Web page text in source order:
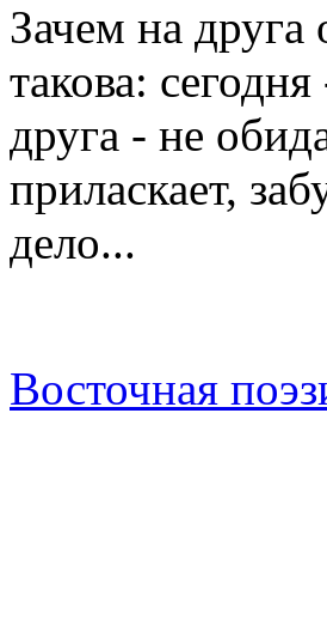
Зачем на
такова:
друга - не
приласкает,
дело...
Восточная